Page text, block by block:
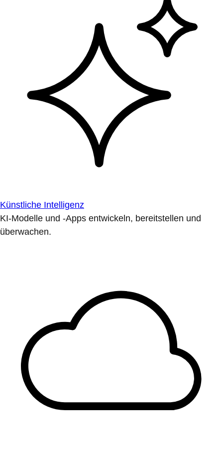
Künstliche Intelligenz
KI-Modelle und -Apps entwickeln, bereitstellen und
überwachen.